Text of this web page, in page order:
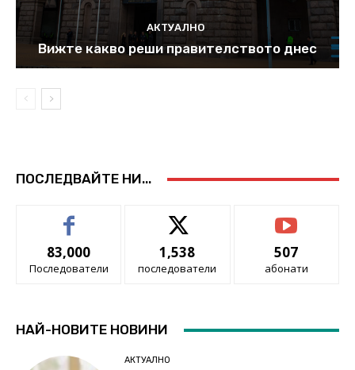
АКТУАЛНО
Вижте какво реши правителството днес
ПОСЛЕДВАЙТЕ НИ...
83,000
Последователи
1,538
последователи
507
абонати
НАЙ-НОВИТЕ НОВИНИ
АКТУАЛНО